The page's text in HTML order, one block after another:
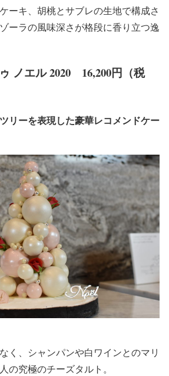
ーキ、胡桃とサブレの生地で構成さ
ーラの風味深さが格段に香り立つ逸
ノエル 2020 16,200円（税
リーを表現した豪華レコメンドケー
く、シャンパンや白ワインとのマリ
の究極のチーズタルト。